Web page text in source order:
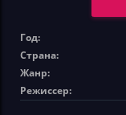
Год:
Страна:
Жанр:
Режиссер: